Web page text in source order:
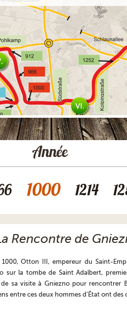
Année
1000 1214
Rencontre de
1000, Otton III, empereur du Saint-
sur la tombe de Saint Adalbert,
sa visite à Gniezno pour rencontrer
entre ces deux hommes d'État ont des